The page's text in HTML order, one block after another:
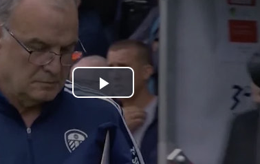
Play
Video